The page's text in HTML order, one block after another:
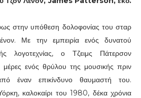
στην υπόθεση δολοφονίας του σταρ
Με την εμπειρία ενός δυνατού
λογοτεχνίας, ο Τζειμς Πάτερσον
μέρες ενός θρύλου της μουσικής πριν
έναν επικίνδυνο θαυμαστή του.
καλοκαίρι του 1980, δέκα χρόνια